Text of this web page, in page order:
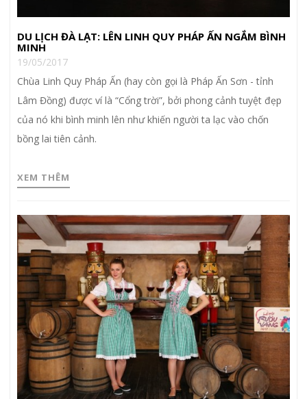
DU LỊCH ĐÀ LẠT: LÊN LINH QUY PHÁP ẤN NGẮM BÌNH
MINH
19/05/2017
Chùa Linh Quy Pháp Ấn (hay còn gọi là Pháp Ấn Sơn - tỉnh
Lâm Đồng) được ví là “Cổng trời”, bởi phong cảnh tuyệt đẹp
của nó khi bình minh lên như khiến người ta lạc vào chốn
bồng lai tiên cảnh.
XEM THÊM